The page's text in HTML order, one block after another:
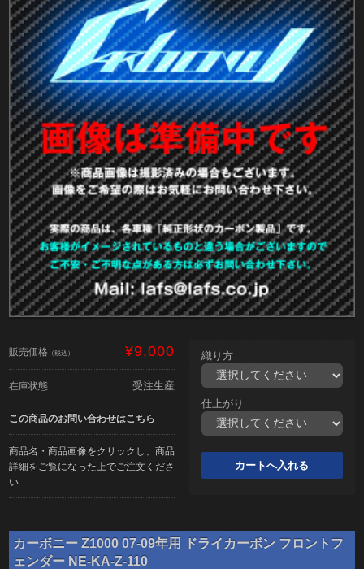
販売価格 （税込） ¥9,000
在庫状態 受注生産
この商品のお問い合わせはこちら
商品名・商品画像をクリックし、商品
詳細をご覧になった上でご注文くださ
い
織り方
仕上がり
カーボニー Z1000 07-09年用 ドライカーボン フロントフ
ェンダー NE-KA-Z-110